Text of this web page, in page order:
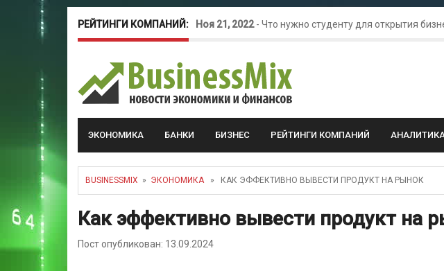
РЕЙТИНГИ КОМПАНИЙ: Ноя 21, 2022- Что нужно студенту для открытия
Май 16, 2022-Курсовые колебания: как защитить
ЭКОНОМИКА БАНКИ БИЗНЕС РЕЙТИНГИ КОМПАНИЙ
BUSINESSMIX » ЭКОНОМИКА» КАК ЭФФЕКТИВНО ВЫВЕСТИ ПРОДУКТ НА РЫНОК
Как эффективно вывести продукт на
Пост опубликован: 13.09.2024